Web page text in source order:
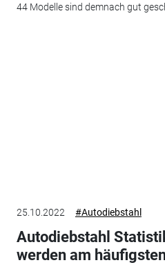
44 Modelle sind demnach gut
25.10.2022 #Autodiebstahl
Autodiebstahl
werden am